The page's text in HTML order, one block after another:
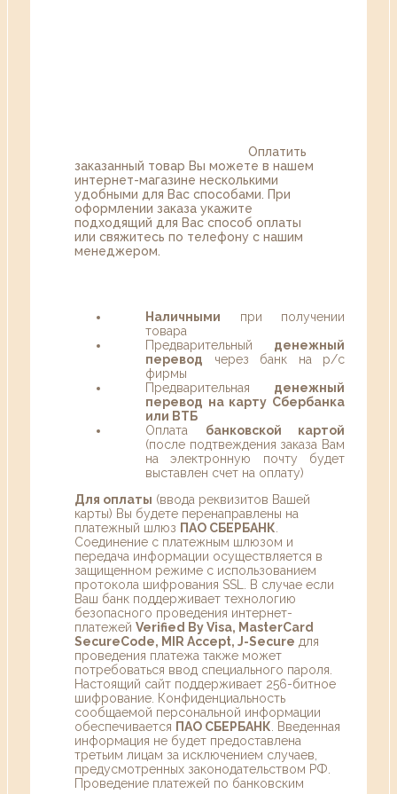
Оплатить
заказанный товар Вы можете в нашем
интернет-магазине несколькими
удобными для Вас способами. При
оформлении заказа укажите
подходящий для Вас способ оплаты
или свяжитесь по телефону с нашим
менеджером.
Наличными при получении
товара
Предварительный денежный
перевод через банк на р/с
фирмы
Предварительная денежный
перевод на карту Сбербанка
или ВТБ
Оплата банковской картой
(после подтвеждения заказа Вам
на электронную почту будет
выставлен счет на оплату)
Для оплаты (ввода реквизитов Вашей
карты) Вы будете перенаправлены на
платежный шлюз ПАО СБЕРБАНК
Соединение с платежным шлюзом и
передача информации осуществляется в
защищенном режиме с использованием
протокола шифрования SSL. В случае если
Ваш банк поддерживает технологию
безопасного проведения интернет-
платежей Verified By Visa, MasterCard
SecureCode, MIR Accept, J-Secure для
проведения платежа также может
потребоваться ввод специального пароля.
Настоящий сайт поддерживает 256-битное
шифрование. Конфиденциальность
сообщаемой персональной информации
обеспечивается ПАО СБЕРБАНК . Введенная
информация не будет предоставлена
третьим лицам за исключением случаев,
предусмотренных законодательством РФ.
Проведение платежей по банковским